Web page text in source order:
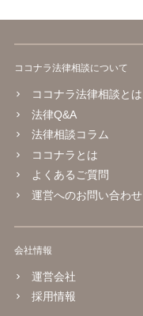
ココナラ法律相談について
ココナラ法律相談とは
法律Q&A
法律相談コラム
ココナラとは
よくあるご質問
運営へのお問い合わせ
会社情報
運営会社
採用情報